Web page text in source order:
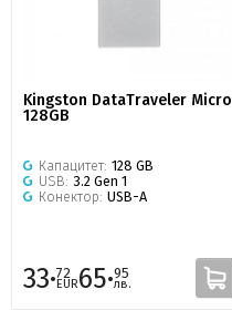
Kingston DataTraveler Micro
128GB
Капацитет: 128 GB
USB: 3.2 Gen 1
Конектор: USB-A
33·72
EUR65·95
лв.